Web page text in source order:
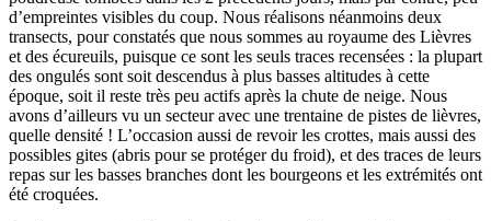
d’empreintes visibles du coup. Nous réalisons néanmoins deux
transects, pour constatés que nous sommes au royaume des Lièvres
et des écureuils, puisque ce sont les seuls traces recensées : la plupart
des ongulés sont soit descendus à plus basses altitudes à cette
époque, soit il reste très peu actifs après la chute de neige. Nous
avons d’ailleurs vu un secteur avec une trentaine de pistes de lièvres,
quelle densité ! L’occasion aussi de revoir les crottes, mais aussi des
possibles gites (abris pour se protéger du froid), et des traces de leurs
repas sur les basses branches dont les bourgeons et les extrémités ont
été croquées.